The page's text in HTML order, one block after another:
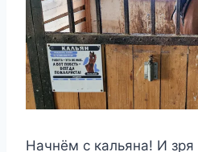
Начнём с кальяна! И зря